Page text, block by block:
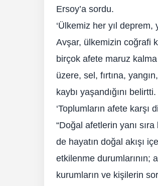
Ersoy’a sordu.
‘Ülkemiz her yıl deprem,
Avşar, ülkemizin coğrafi
birçok afete maruz kalma
üzere, sel, fırtına,
kaybı yaşandığını belirtti.
‘Toplumların afete karşı
“Doğal afetlerin yanı
de hayatın doğal akışı
etkilenme durumlarının;
kurumların ve kişilerin